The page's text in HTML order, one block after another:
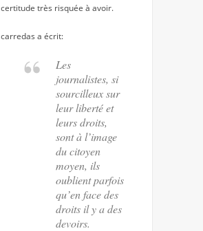
certitude très risquée à avoir.
carredas a écrit:
Les
journalistes, si
sourcilleux sur
leur liberté et
leurs droits,
sont à l’image
du citoyen
moyen, ils
oublient parfois
qu’en face des
droits il y a des
devoirs.